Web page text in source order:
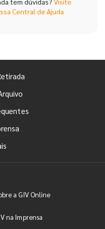
checagem especial que
GIV Online pode
Central de Ajuda
a GIV Online
na Imprensa